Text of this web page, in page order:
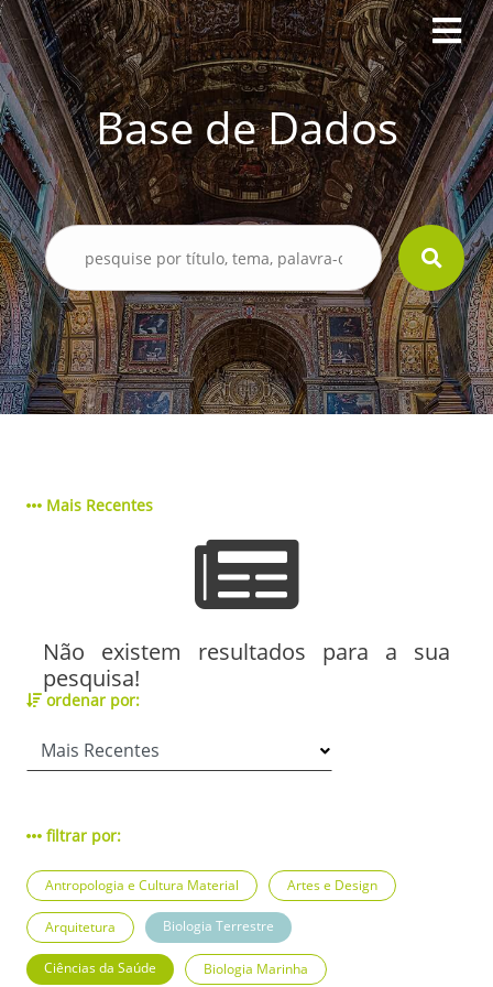
Base de Dados
Mais Recentes
Não existem resultados para a sua
pesquisa!
ordenar por:
filtrar por:
Antropologia e Cultura Material Artes e Design
Arquitetura Biologia Terrestre
Ciências da Saúde Biologia Marinha